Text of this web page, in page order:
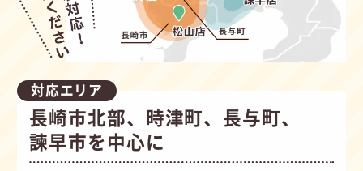
対応エリア
長崎市北部、時津町、長与町、
諫早市を中心に